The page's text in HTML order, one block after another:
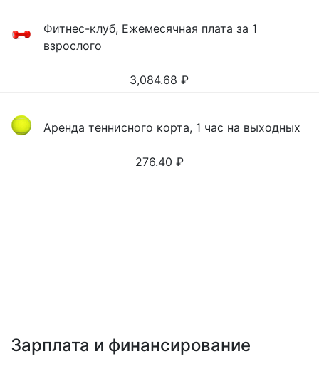
Фитнес-клуб, Ежемесячная плата за 1
взрослого
3,084.68 ₽
Аренда теннисного корта, 1 час на выходных
276.40 ₽
Зарплата и финансирование